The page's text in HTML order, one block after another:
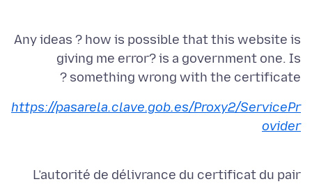
Any ideas ? how is possible that this website is
giving me error? is a government one. Is
something wrong with the certificate ?
https://pasarela.clave.gob.es/Proxy2/ServicePr
ovider
L’autorité de délivrance du certificat du pair